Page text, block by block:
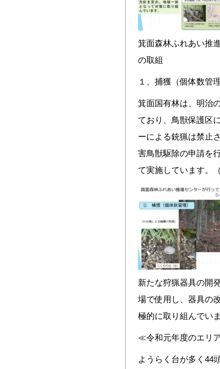
箕面森林ふれあい推
の取組
１、捕獲（個体数管
箕面国有林は、明治
ており、鳥獣保護区
ーによる銃猟は禁止
害鳥獣駆除の申請を
て実施しています。
新たな狩猟器具の開
場で使用し、器具の
極的に取り組んでい
≪令和元年度のエリ
ようらく台が多く44